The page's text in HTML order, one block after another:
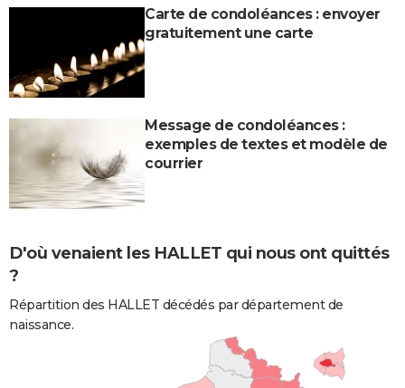
Carte de condoléances : envoyer
gratuitement une carte
Message de condoléances :
exemples de textes et modèle de
courrier
D'où venaient les HALLET qui nous ont quittés
?
Répartition des HALLET décédés par département de
naissance.